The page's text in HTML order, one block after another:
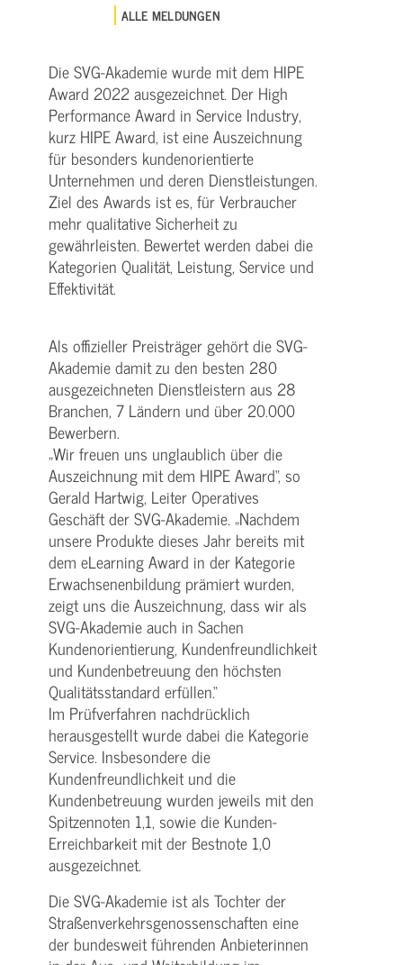
ALLE MELDUNGEN
Die SVG-Akademie wurde mit dem HIPE
Award 2022 ausgezeichnet. Der High
Performance Award in Service Industry,
kurz HIPE Award, ist eine Auszeichnung
für besonders kundenorientierte
Unternehmen und deren Dienstleistungen.
Ziel des Awards ist es, für Verbraucher
mehr qualitative Sicherheit zu
gewährleisten. Bewertet werden dabei die
Kategorien Qualität, Leistung, Service und
Effektivität.
Als offizieller Preisträger gehört die SVG-
Akademie damit zu den besten 280
ausgezeichneten Dienstleistern aus 28
Branchen, 7 Ländern und über 20.000
Bewerbern.
„Wir freuen uns unglaublich über die
Auszeichnung mit dem HIPE Award“, so
Gerald Hartwig, Leiter Operatives
Geschäft der SVG-Akademie. „Nachdem
unsere Produkte dieses Jahr bereits mit
dem eLearning Award in der Kategorie
Erwachsenenbildung prämiert wurden,
zeigt uns die Auszeichnung, dass wir als
SVG-Akademie auch in Sachen
Kundenorientierung, Kundenfreundlichkeit
und Kundenbetreuung den höchsten
Qualitätsstandard erfüllen.“
Im Prüfverfahren nachdrücklich
herausgestellt wurde dabei die Kategorie
Service. Insbesondere die
Kundenfreundlichkeit und die
Kundenbetreuung wurden jeweils mit den
Spitzennoten 1,1, sowie die Kunden-
Erreichbarkeit mit der Bestnote 1,0
ausgezeichnet.
Die SVG-Akademie ist als Tochter der
Straßenverkehrsgenossenschaften eine
der bundesweit führenden Anbieterinnen